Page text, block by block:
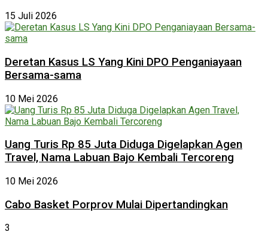
15 Juli 2026
Deretan Kasus LS Yang Kini DPO Penganiayaan
Bersama-sama
10 Mei 2026
Uang Turis Rp 85 Juta Diduga Digelapkan Agen
Travel, Nama Labuan Bajo Kembali Tercoreng
10 Mei 2026
Cabo Basket Porprov Mulai Dipertandingkan
3